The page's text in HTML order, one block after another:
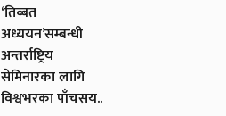
‘तिब्बत
अध्ययन’सम्बन्धी
अन्तर्राष्ट्रिय
सेमिनारका लागि
विश्वभरका पाँचसय..